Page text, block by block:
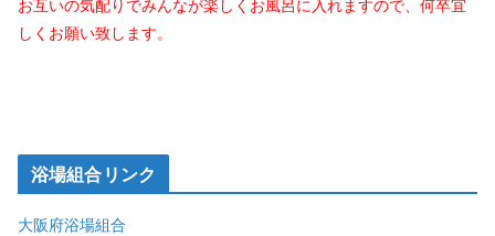
お互いの気配りでみんなが楽しくお風呂に入れますので、何卒宜
しくお願い致します。
浴場組合リンク
大阪府浴場組合